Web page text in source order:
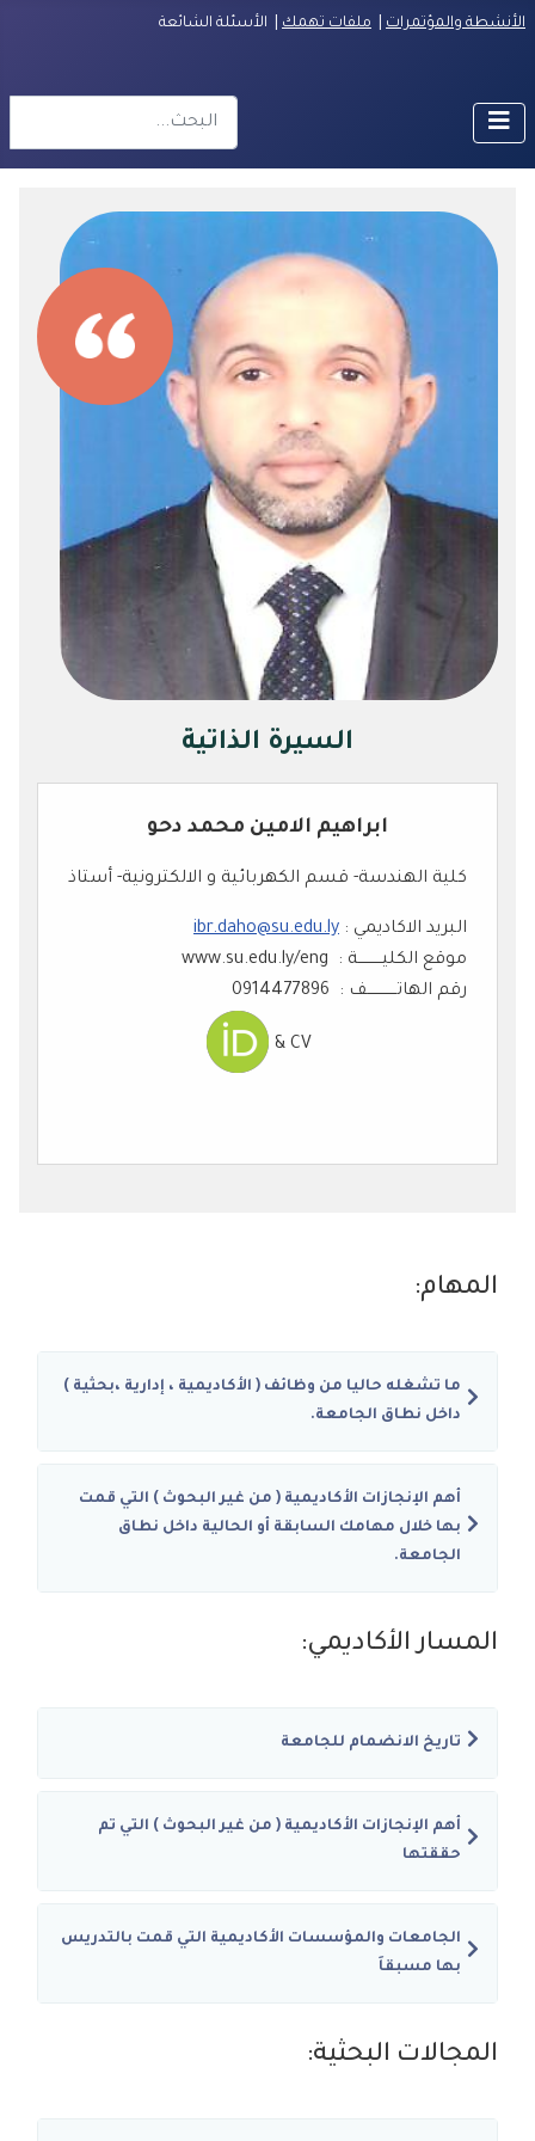
الأنشطة والمؤتمرات ملفات تهمك | الأسئلة الشائعة
السيرة الذاتية
ابراهيم الامين محمد دحو
كلية الهندسة- قسم الكهربائية و الالكترونية- أستاذ
البريد الاكاديمي : ibr.daho@su.edu.ly
موقع الكليــــــــــة : www.su.edu.ly/eng
رقم الهاتــــــــــــف : 0914477896
المهام:
ما تشغله حاليا من وظائف ( الأكاديمية ، إدارية ،بحثية )
داخل نطاق الجامعة.
أهم الإنجازات الأكاديمية ( من غير البحوث ) التي قمت
بها خلال مهامك السابقة أو الحالية داخل نطاق
الجامعة.
المسار الأكاديمي:
تاريخ الانضمام للجامعة
أهم الإنجازات الأكاديمية ( من غير البحوث ) التي تم
حققتها
الجامعات والمؤسسات الأكاديمية التي قمت بالتدريس
بها مسبقاَ
المجالات البحثية: